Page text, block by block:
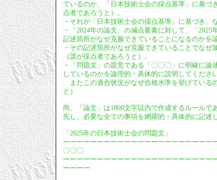
ているのか、「日本技術士会の採点基準」に基
点者であろうと）。
・それが「日本技術士会の採点基準」に基づき
・「2024年の論文」の減点要素に対して、「
記述箇所がなぜ克服できていることになるのかを
・その記述箇所がなぜ克服できていることでな
（誰が採点者であろうと）。
・「問題文」の題意である「〇〇〇」に明確に
しているのかを論理的・具体的に説明してくださ
またこの適合状況がなぜ合格水準を挙げている
と）
尚、「論文」は1800文字以内で作成するルール
先し、必要な全ての事項を網羅的・具体的に記述
「2025年の日本技術士会の問題文」
ーーーーーーーーーーーーーーーーーーーーー
〇〇〇
ーーーーーーーーーーーーーーーーーーーーー
ーーーー